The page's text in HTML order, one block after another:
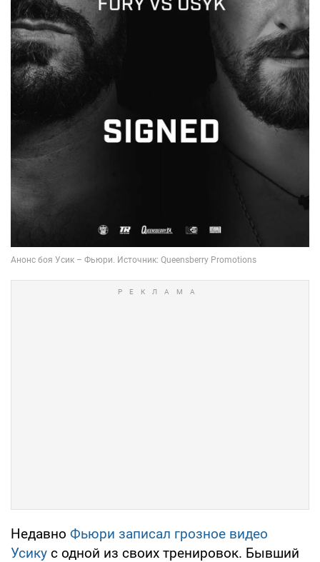
Недавно Фьюри записал грозное видео
Усику с одной из своих тренировок. Бывший